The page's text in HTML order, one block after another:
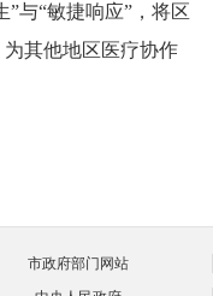
”与“敏捷响应”，将区
其他地区医疗协作
市政府部门网站